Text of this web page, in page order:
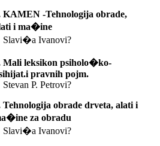
KAMEN -Tehnologija obrade,
i ma�ine
Ivanovi?
Mali leksikon psiholo�ko-
pravnih pojm.
P. Petrovi?
Tehnologija obrade drveta, alati i
za obradu
Ivanovi?